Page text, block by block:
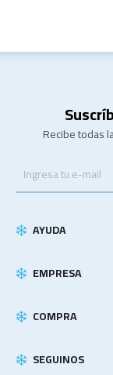
Recibe todas
AYUDA
EMPRESA
COMPRA
SEGUINOS